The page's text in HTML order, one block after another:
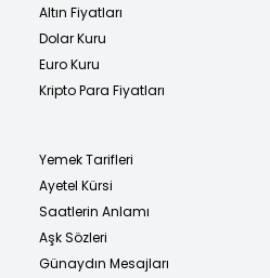
Altın Fiyatları
Dolar Kuru
Euro Kuru
Kripto Para Fiyatları
Yemek Tarifleri
Ayetel Kürsi
Saatlerin Anlamı
Aşk Sözleri
Günaydın Mesajları